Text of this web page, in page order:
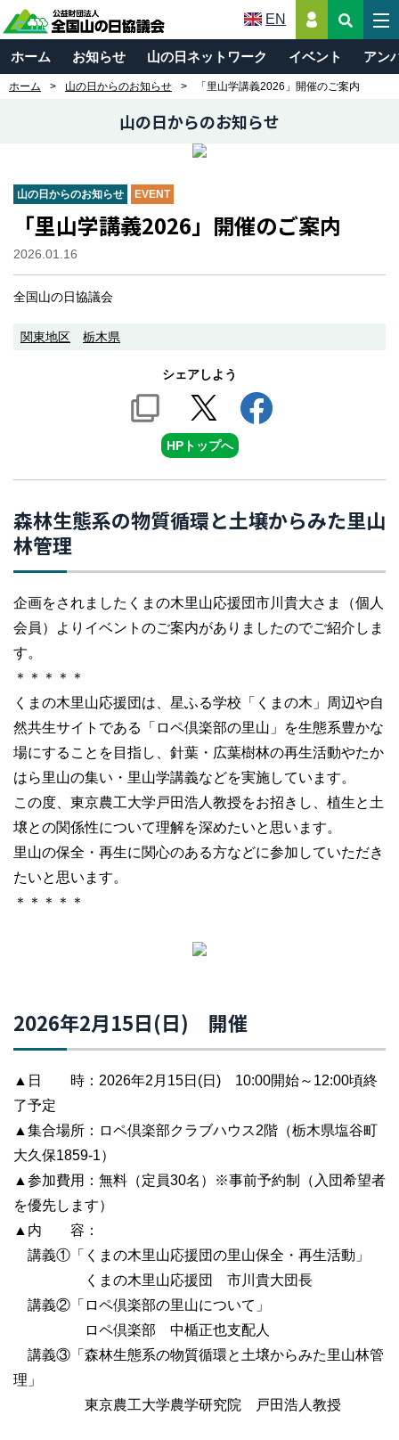
EN
ホーム お知らせ 山の日ネットワーク イベント アン
ホーム 山の日からのお知らせ 「里山学講義2026」開催のご案内
山の日からのお知らせ
山の日からのお知らせ EVENT
「里山学講義2026」開催のご案内
2026.01.16
全国山の日協議会
関東地区 栃木県
シェアしよう
HPトップへ
森林生態系の物質循環と土壌からみた里山
林管理
企画をされましたくまの木里山応援団市川貴大さま（個人
会員）よりイベントのご案内がありましたのでご紹介しま
す。
＊＊＊＊＊
くまの木里山応援団は、星ふる学校「くまの木」周辺や自
然共生サイトである「ロペ倶楽部の里山」を生態系豊かな
場にすることを目指し、針葉・広葉樹林の再生活動やたか
はら里山の集い・里山学講義などを実施しています。
この度、東京農工大学戸田浩人教授をお招きし、植生と土
壌との関係性について理解を深めたいと思います。
里山の保全・再生に関心のある方などに参加していただき
たいと思います。
＊＊＊＊＊
2026年2月15日(日) 開催
▲日 時：2026年2月15日(日) 10:00開始～12:00頃終
了予定
▲集合場所：ロペ倶楽部クラブハウス2階（栃木県塩谷町
大久保1859-1）
▲参加費用：無料（定員30名）※事前予約制（入団希望者
を優先します）
▲内 容：
講義①「くまの木里山応援団の里山保全・再生活動」
くまの木里山応援団 市川貴大団長
講義②「ロペ倶楽部の里山について」
ロペ倶楽部 中楯正也支配人
講義③「森林生態系の物質循環と土壌からみた里山林管
理」
東京農工大学農学研究院 戸田浩人教授